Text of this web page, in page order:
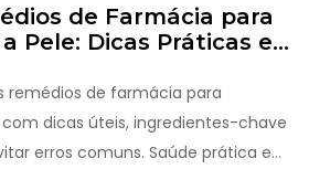
de Farmácia para
Pele: Dicas Práticas e
remédios de farmácia para
dicas úteis, ingredientes-chave
erros comuns. Saúde prática e